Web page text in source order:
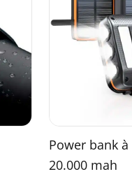
Power bank
20.000 mah